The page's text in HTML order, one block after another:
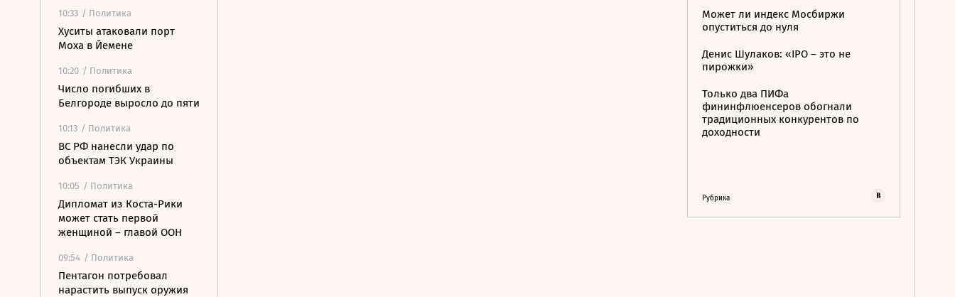
10:33 / Политика
Хуситы атаковали порт
Моха в Йемене
10:20 / Политика
Число погибших в
Белгороде выросло до пяти
10:13 / Политика
ВС РФ нанесли удар по
объектам ТЭК Украины
10:05 / Политика
Дипломат из Коста-Рики
может стать первой
женщиной – главой ООН
09:54 / Политика
Пентагон потребовал
нарастить выпуск оружия
Может ли индекс Мосбиржи
опуститься до нуля
Денис Шулаков: «IPO – это не
пирожки»
Только два ПИФа
фининфлюенсеров обогнали
традиционных конкурентов по
доходности
Рубрика